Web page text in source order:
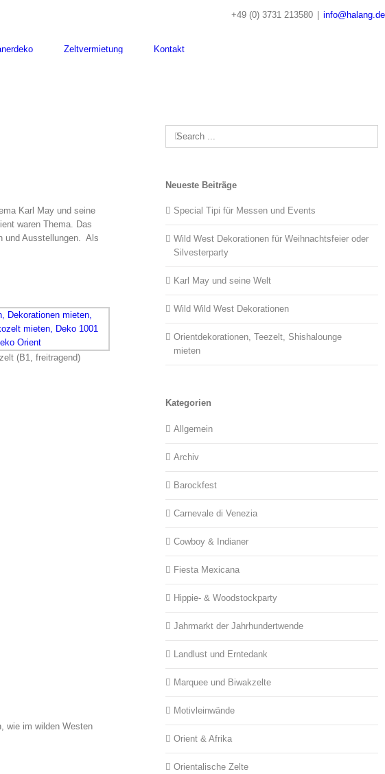
+49 (0) 3731 213580 info@halang.de
Zeltvermietung Kontakt
Karl May und seine
waren Thema. Das
und Ausstellungen. Als
(B1, freitragend)
wie im wilden Westen
Search
for:
Neueste Beiträge
Special Tipi für Messen und Events
Wild West Dekorationen für Weihnachtsfeier oder
Silvesterparty
Karl May und seine Welt
Wild Wild West Dekorationen
Orientdekorationen, Teezelt, Shishalounge
mieten
Kategorien
Allgemein
Archiv
Barockfest
Carnevale di Venezia
Cowboy & Indianer
Fiesta Mexicana
Hippie- & Woodstockparty
Jahrmarkt der Jahrhundertwende
Landlust und Erntedank
Marquee und Biwakzelte
Motivleinwände
Orient & Afrika
Orientalische Zelte